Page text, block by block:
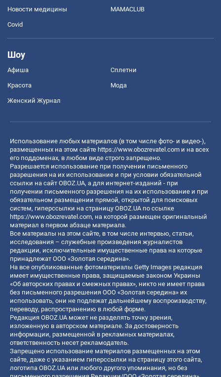
Новости медицины MAMACLUB
Covid
Шоу
Афиша Сплетни
Красота Мода
Женский Журнал
Использование любых материалов (в том числе фото- и видео-),
размещенных на этом сайте https://www.obozrevatel.com и на всех
его поддоменах, в любом виде строго запрещено.
Разрешается использование при получении письменного
разрешения на их использование и при условии обязательной
ссылки на сайт OBOZ.UA, а для интернет-изданий - при
получении письменного разрешения на их использование и при
обязательном размещении прямой, открытой для поисковых
систем, гиперссылки на страницу OBOZ.UA по ссылке
https://www.obozrevatel.com, на которой размещен оригинальный
материал в первом абзаце материала.
Все материалы на этом сайте, в том числе интервью, статьи,
исследования – служебные произведения журналистов
редакции, исключительные имущественные права на которые
принадлежат ООО «Золотая середина».
На все опубликованные фотоматериалы Getty Images редакция
имеет имущественные права, защищаемые законом Украины
«Об авторских правах и смежных правах», никто не имеет права
без письменного разрешения ООО «Золотая середина» их
использовать, они не подлежат дальнейшему воспроизводству,
переводу, распространению в любой форме.
Редакция OBOZ.UA может не разделять точку зрения,
изложенную в авторском материале. За достоверность
информации, размещенной в рекламных материалах,
ответственность несет рекламодатель.
Запрещено использование материалов размещенных на этом
сайте, даже с указанием гиперссылки на страницу этого сайта,
логотипа OBOZ.UA или любого другого упоминания, но без